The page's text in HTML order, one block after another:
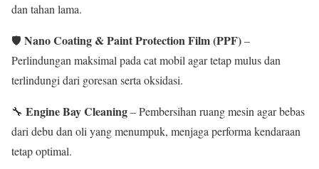
dan tahan lama.
🛡 Nano Coating & Paint Protection Film (PPF)–
Perlindungan maksimal pada cat mobil agar tetap mulus dan
terlindungi dari goresan serta oksidasi.
🔧 Engine Bay Cleaning– Pembersihan ruang mesin agar bebas
dari debu dan oli yang menumpuk, menjaga performa kendaraan
tetap optimal.